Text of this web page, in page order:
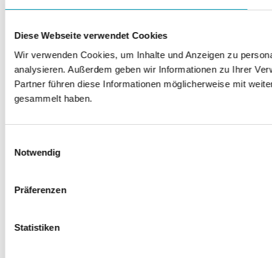
Diese Webseite verwendet Cookies
Wir verwenden Cookies, um Inhalte und Anzeigen zu
analysieren. Außerdem geben wir Informationen zu Ihrer
Partner führen diese Informationen möglicherweise mit
gesammelt haben.
Notwendig
Präferenzen
Statistiken